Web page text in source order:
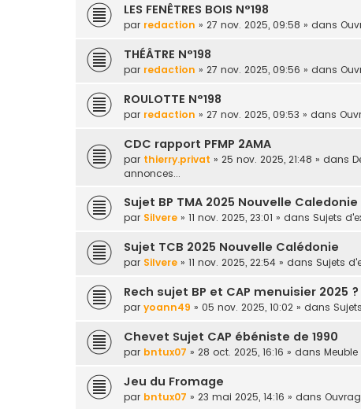
LES FENÊTRES BOIS N°198
par redaction » 27 nov. 2025, 09:58 » dans
THÉÂTRE N°198
par redaction » 27 nov. 2025, 09:56 » dans
ROULOTTE N°198
par redaction » 27 nov. 2025, 09:53 » dans
CDC rapport PFMP 2AMA
par thierry.privat » 25 nov. 2025, 21:48 » dans
annonces...
Sujet BP TMA 2025 Nouvelle Caledonie
par Silvere » 11 nov. 2025, 23:01 » dans Sujets
Sujet TCB 2025 Nouvelle Calédonie
par Silvere » 11 nov. 2025, 22:54 » dans Sujets
Rech sujet BP et CAP menuisier 2025 ?
par yoann49 » 05 nov. 2025, 10:02 » dans
Chevet Sujet CAP ébéniste de 1990
par bntux07 » 28 oct. 2025, 16:16 » dans
Jeu du Fromage
par bntux07 » 23 mai 2025, 14:16 » dans